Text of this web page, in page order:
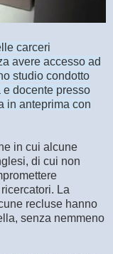
carceri
avere accesso ad
studio condotto
e docente presso
in anteprima con
in cui alcune
di cui non
La
recluse hanno
senza nemmeno